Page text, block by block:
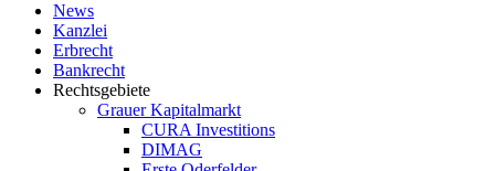
News
Kanzlei
Erbrecht
Bankrecht
Rechtsgebiete
Grauer Kapitalmarkt
CURA Investitions
DIMAG